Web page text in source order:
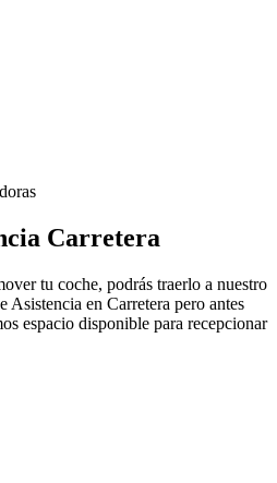
Carretera
tu coche, podrás traerlo a nuestro
en Carretera pero antes
espacio disponible para recepcionar